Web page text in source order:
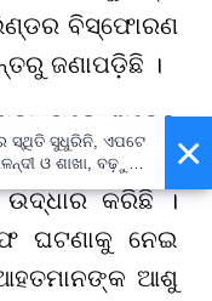
ବିସ୍ଫୋରଣ
ଜଣାପଡ଼ିଛି ।
ଘରେ ଅନେକ
ଦଳ
ଉଦ୍ଧାର କରିଛି ।
ଘଟଣାକୁ ନେଇ
ଆଶୁ
×
ସ୍ଥିତି ସୁଧୁରିନି, ଏପଟେ
ଓ ଶାଖା, ବଢ଼ୁଛି